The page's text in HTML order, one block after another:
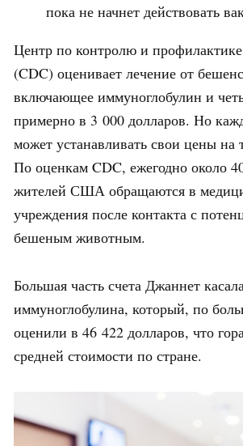
пока не начнет действовать
Центр по контролю и
(CDC) оценивает лечение от
включающее иммуноглобулин и
примерно в 3 000 долларов. Но
может устанавливать свои цены на
По оценкам CDC, ежегодно около
жителей США обращаются в
учреждения после контакта с
бешеным животным.
Большая часть счета Джаннет
иммуноглобулина, который, по
оценили в 46 422 долларов, что
средней стоимости по стране.